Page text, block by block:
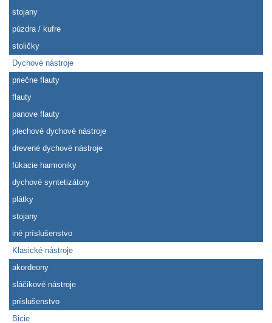
stojany
púzdra / kufre
stoličky
Dychové nástroje
priečne flauty
flauty
panove flauty
plechové dychové nástroje
drevené dychové nástroje
fúkacie harmoniky
dychové syntetizátory
plátky
stojany
iné príslušenstvo
Klasické nástroje
akordeony
sláčikové nástroje
príslušenstvo
Bicie